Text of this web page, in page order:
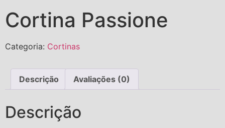
Cortina Passione
Categoria: Cortinas
Descrição Avaliações (0)
Descrição